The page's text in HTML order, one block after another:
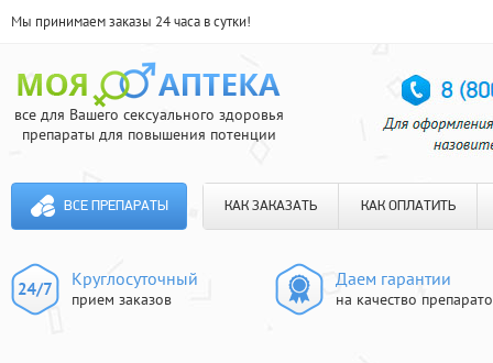
Мы принимаем заказы 24 часа в сутки!
все для Вашего сексуального здоровья
препараты для повышения потенции
ВСЕ ПРЕПАРАТЫ КАК ЗАКАЗАТЬ КАК ОПЛАТИТЬ
Круглосуточный
прием заказов
Даем гарантии
на качество